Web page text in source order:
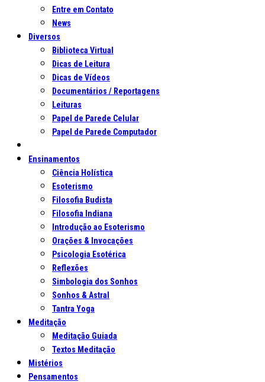
Entre em Contato
News
Diversos
Biblioteca Virtual
Dicas de Leitura
Dicas de Vídeos
Documentários / Reportagens
Leituras
Papel de Parede Celular
Papel de Parede Computador
Ensinamentos
Ciência Holística
Esoterismo
Filosofia Budista
Filosofia Indiana
Introdução ao Esoterismo
Orações & Invocações
Psicologia Esotérica
Reflexões
Simbologia dos Sonhos
Sonhos & Astral
Tantra Yoga
Meditação
Meditação Guiada
Textos Meditação
Mistérios
Pensamentos